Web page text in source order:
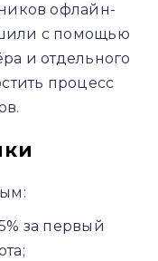
офлайн-
с помощью
и отдельного
процесс
за первый